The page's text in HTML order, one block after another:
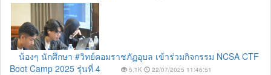
น้องๆ นักศึกษา #วิทย์คอมราชภัฏอุบล เข้าร่วมกิจกรรม NCSA CTF
Boot Camp 2025 รุ่นที่ 4
5.1K 22/07/2025 11:46:51